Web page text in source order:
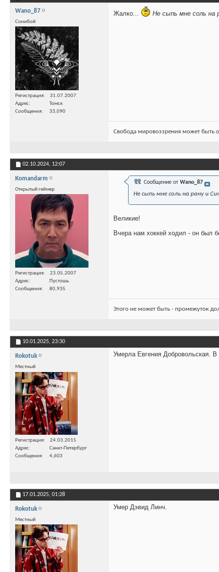
Wano_87
Сонибой
Регистрация
31.07.2007
Адрес
Томск
Сообщения
33,090
Жалко... Не сыпь мне соль на
Свобода мировоззрения может быть
02.10.2024, 12:07
Komandarm
Открытый геймер
Регистрация
23.05.2007
Адрес
Пустошь
Сообщения
80,935
Сообщение от Wano_87
Не сыпь мне соль на рану и
Великие!
Вчера нам хоккей ходил - он был
Этого не может быть - промежуток
10.01.2025, 23:30
Rokotuk
Местный
Регистрация
24.03.2015
Адрес
Санкт-Петербург
Сообщения
4,603
Умерла Евгения Добровольская. В
17.01.2025, 01:28
Rokotuk
Местный
Умер Дэвид Линч.